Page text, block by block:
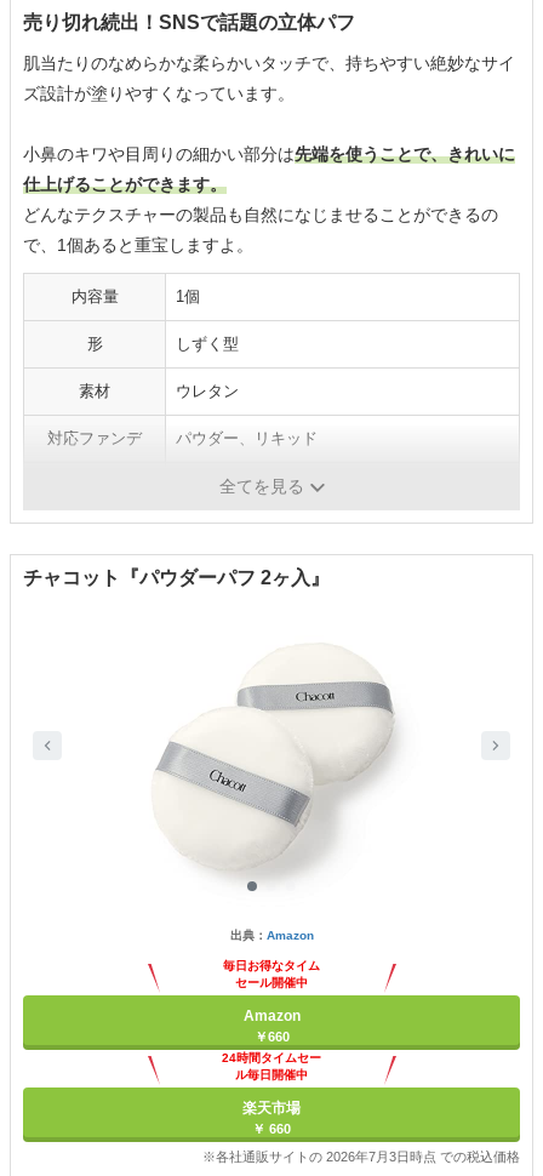
売り切れ続出！SNSで話題の立体パフ
肌当たりのなめらかな柔らかいタッチで、持ちやすい絶妙なサイ
ズ設計が塗りやすくなっています。
小鼻のキワや目周りの細かい部分は先端を使うことで、きれいに
仕上げることができます。
どんなテクスチャーの製品も自然になじませることができるの
で、1個あると重宝しますよ。
内容量 1個
形 しずく型
素材 ウレタン
対応ファンデ パウダー、リキッド
全てを見る
チャコット『パウダーパフ 2ヶ入』
出典： Amazon
毎日お得なタイム
セール開催中
Amazon
￥660
24時間タイムセー
ル毎日開催中
楽天市場
￥ 660
※各社通販サイトの 2026年7月3日時点 での税込価格